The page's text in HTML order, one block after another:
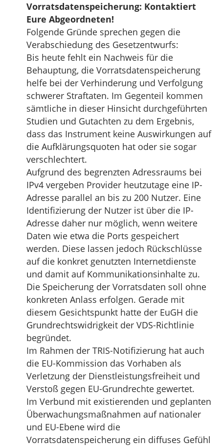
Vorratsdatenspeicherung: Kontaktiert
Eure Abgeordneten!
Folgende Gründe sprechen gegen die
Verabschiedung des Gesetzentwurfs:
Bis heute fehlt ein Nachweis für die
Behauptung, die Vorratsdatenspeicherung
helfe bei der Verhinderung und Verfolgung
schwerer Straftaten. Im Gegenteil kommen
sämtliche in dieser Hinsicht durchgeführten
Studien und Gutachten zu dem Ergebnis,
dass das Instrument keine Auswirkungen auf
die Aufklärungsquoten hat oder sie sogar
verschlechtert.
Aufgrund des begrenzten Adressraums bei
IPv4 vergeben Provider heutzutage eine IP-
Adresse parallel an bis zu 200 Nutzer. Eine
Identifizierung der Nutzer ist über die IP-
Adresse daher nur möglich, wenn weitere
Daten wie etwa die Ports gespeichert
werden. Diese lassen jedoch Rückschlüsse
auf die konkret genutzten Internetdienste
und damit auf Kommunikationsinhalte zu.
Die Speicherung der Vorratsdaten soll ohne
konkreten Anlass erfolgen. Gerade mit
diesem Gesichtspunkt hatte der EuGH die
Grundrechtswidrigkeit der VDS-Richtlinie
begründet.
Im Rahmen der TRIS-Notifizierung hat auch
die EU-Kommission das Vorhaben als
Verletzung der Dienstleistungsfreiheit und
Verstoß gegen EU-Grundrechte gewertet.
Im Verbund mit existierenden und geplanten
Überwachungsmaßnahmen auf nationaler
und EU-Ebene wird die
Vorratsdatenspeicherung ein diffuses Gefühl